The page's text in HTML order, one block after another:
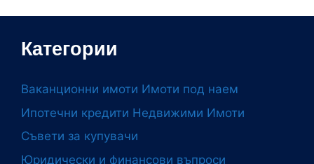
Категории
Ваканционни имоти Имоти под наем
Ипотечни кредити Недвижими Имоти
Съвети за купувачи
Юридически и финансови въпроси